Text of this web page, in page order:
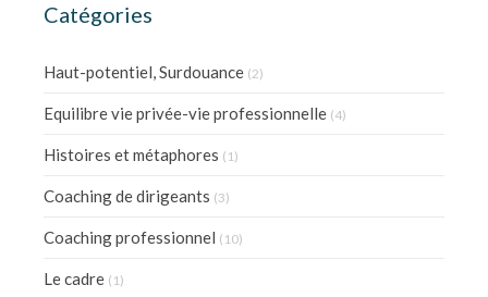
Catégories
Haut-potentiel, Surdouance (2)
Equilibre vie privée-vie professionnelle (4)
Histoires et métaphores (1)
Coaching de dirigeants (3)
Coaching professionnel (10)
Le cadre (1)